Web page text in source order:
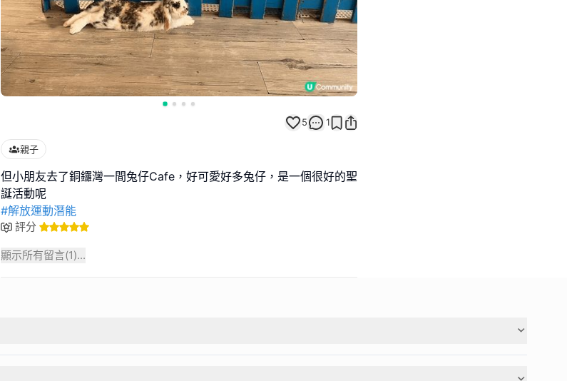
5 1
親子
但小朋友去了銅鑼灣一間兔仔Cafe，好可愛好多兔仔，是一個很好的聖
#解放運動潛能
評分
顯示所有留言(1)...